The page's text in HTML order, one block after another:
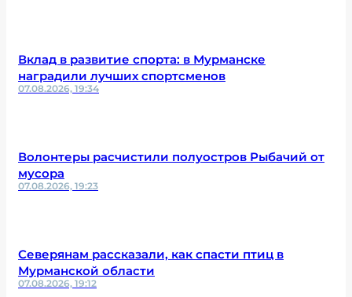
Вклад в развитие спорта: в Мурманске
наградили лучших спортсменов
07.08.2026, 19:34
Волонтеры расчистили полуостров Рыбачий от
мусора
07.08.2026, 19:23
Северянам рассказали, как спасти птиц в
Мурманской области
07.08.2026, 19:12